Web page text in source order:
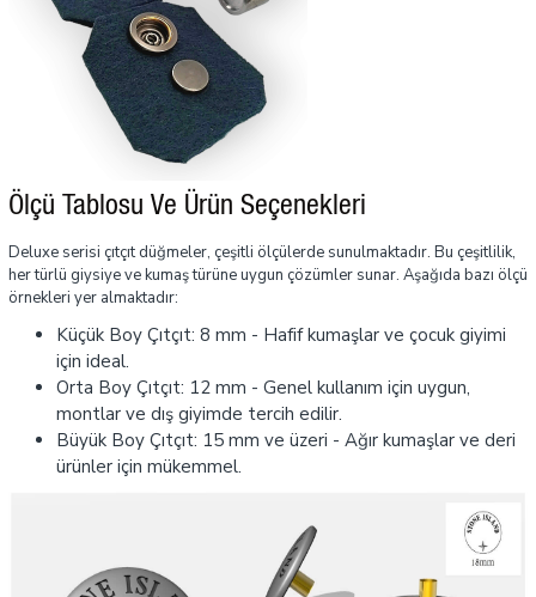
Ölçü Tablosu Ve Ürün Seçenekleri
Deluxe serisi çıtçıt düğmeler, çeşitli ölçülerde sunulmaktadır. Bu çeşitlilik,
her türlü giysiye ve kumaş türüne uygun çözümler sunar. Aşağıda bazı ölçü
örnekleri yer almaktadır:
Küçük Boy Çıtçıt: 8 mm - Hafif kumaşlar ve çocuk giyimi
için ideal.
Orta Boy Çıtçıt: 12 mm - Genel kullanım için uygun,
montlar ve dış giyimde tercih edilir.
Büyük Boy Çıtçıt: 15 mm ve üzeri - Ağır kumaşlar ve deri
ürünler için mükemmel.